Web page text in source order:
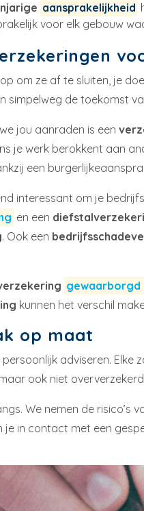
aansprakelijkheid
voor elk gebouw
om ze af te sluiten, je
simpelweg de toekomst
jou aanraden is een
je werk berokkent aan
een
interessant om je
en een
. Ook een
gewaarborgd
kunnen het verschil
op maat
adviseren.
ook niet
We nemen de risico’s
je in contact met een